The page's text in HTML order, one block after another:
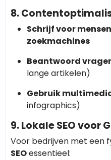
8.
Schrijf voor
zoekmachines
Beantwoord
lange artikelen)
Gebruik
infographics)
9. Lokale SEO voor
Voor bedrijven met een
SEOessentieel: